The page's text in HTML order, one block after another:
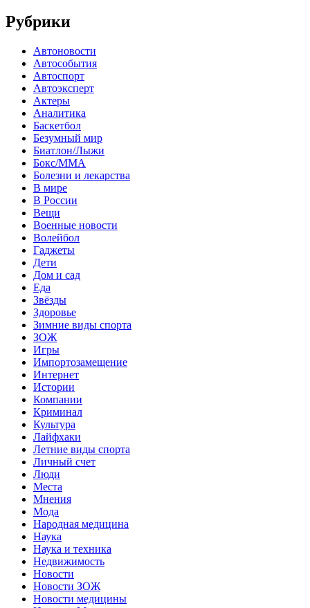
Рубрики
Автоновости
Автособытия
Автоспорт
Автоэксперт
Актеры
Аналитика
Баскетбол
Безумный мир
Биатлон/Лыжи
Бокс/MMA
Болезни и лекарства
В мире
В России
Вещи
Военные новости
Волейбол
Гаджеты
Дети
Дом и сад
Еда
Звёзды
Здоровье
Зимние виды спорта
ЗОЖ
Игры
Импортозамещение
Интернет
Истории
Компании
Криминал
Культура
Лайфхаки
Летние виды спорта
Личный счет
Люди
Места
Мнения
Мода
Народная медицина
Наука
Наука и техника
Недвижимость
Новости
Новости ЗОЖ
Новости медицины